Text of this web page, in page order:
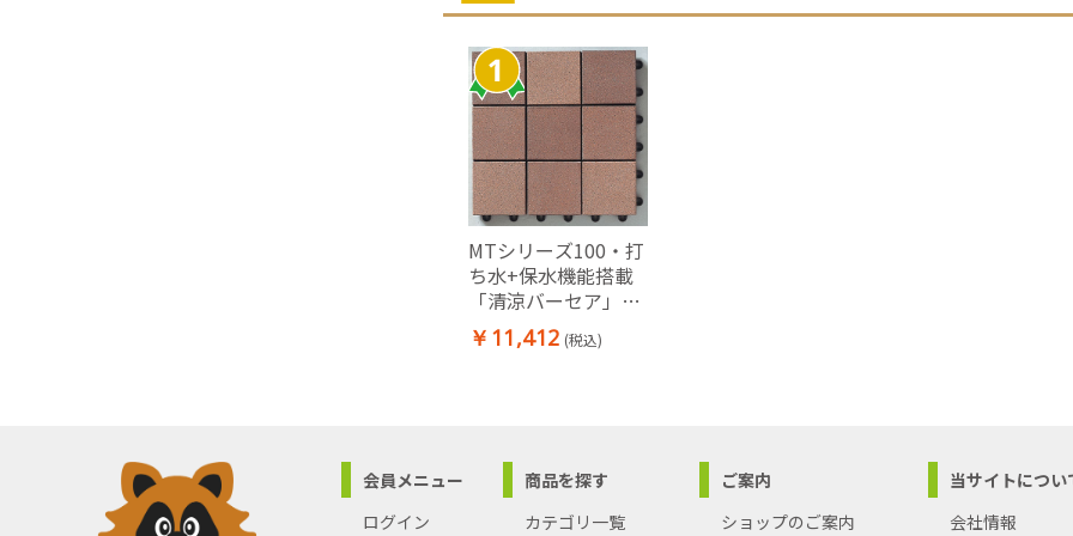
MTシリーズ100・打
ち水+保水機能搭載
「清涼バーセア」
100×9枚角ユニット
(10枚セット)(セサミ
￥11,412 (税込)
会員メニュー
ログイン
商品を探す
カテゴリ一覧
ご案内
ショップのご案内
当サイトについ
会社情報